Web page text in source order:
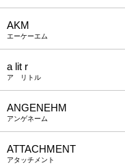
AKM
エーケーエム
a lit r
ア リトル
ANGENEHM
アンゲネーム
ATTACHMENT
アタッチメント